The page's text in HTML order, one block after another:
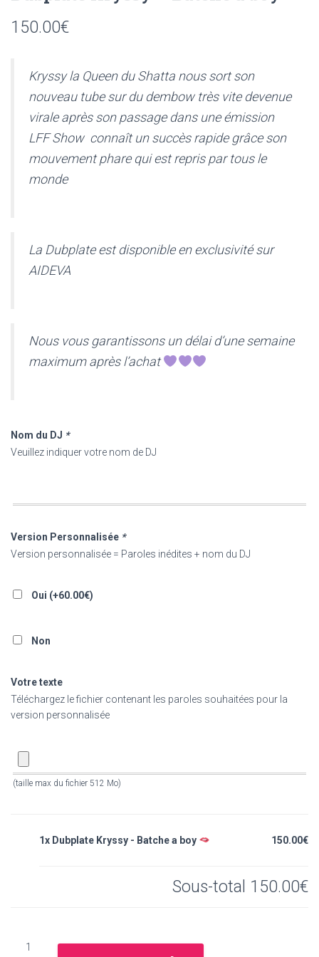
150.00€
Kryssy la Queen du Shatta nous sort son
nouveau tube sur du dembow très vite devenue
virale après son passage dans une émission
LFF Show connaît un succès rapide grâce son
mouvement phare qui est repris par tous le
monde
La Dubplate est disponible en exclusivité sur
AIDEVA
Nous vous garantissons un délai d’une semaine
maximum après l’achat
Nom du DJ *
Veuillez indiquer votre nom de DJ
Version Personnalisée *
Version personnalisée = Paroles inédites + nom du DJ
Oui (+60.00€)
Non
Votre texte
Téléchargez le fichier contenant les paroles souhaitées pour la
version personnalisée
(taille max du fichier 512 Mo)
1x Dubplate Kryssy - Batche a boy 150.00€
Sous-total 150.00€
quantité